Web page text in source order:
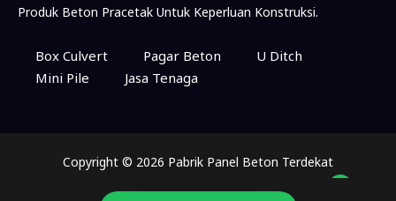
Produk Beton Pracetak Untuk Keperluan Konstruksi.
Box Culvert Pagar Beton
U Ditch
Mini Pile
Jasa Tenaga
Copyright © 2026 Pabrik Panel Beton Terdekat